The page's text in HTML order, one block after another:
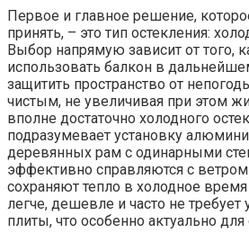
Первое и главное решение,
принять, – это тип остекления:
Выбор напрямую зависит от того,
использовать балкон в
защитить пространство от
чистым, не увеличивая при этом
вполне достаточно холодного
подразумевает установку
деревянных рам с одинарными
эффективно справляются с
сохраняют тепло в холодное
легче, дешевле и часто не требует
плиты, что особенно актуально